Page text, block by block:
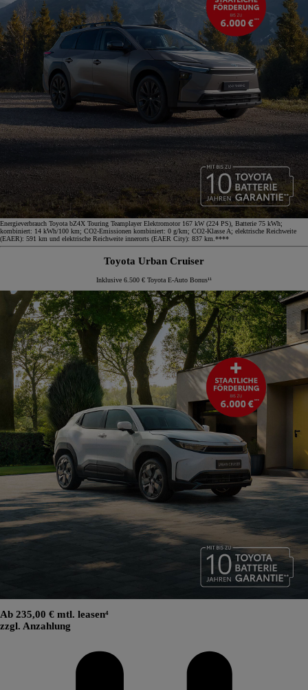
Energieverbrauch Toyota bZ4X Touring Teamplayer Elektromotor 167 kW (224 PS), Batterie 75 kWh;
kombiniert: 14 kWh/100 km; CO2-Emissionen kombiniert: 0 g/km; CO2-Klasse A; elektrische Reichweite
(EAER): 591 km und elektrische Reichweite innerorts (EAER City): 837 km.****
Toyota Urban Cruiser
Inklusive 6.500 € Toyota E-Auto Bonus¹¹
Ab 235,00 € mtl. leasen⁴
zzgl. Anzahlung